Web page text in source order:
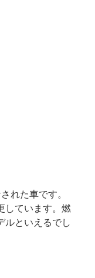
れた車です。
しています。燃
ルといえるでし